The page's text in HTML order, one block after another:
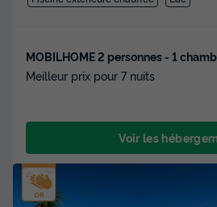
MOBILHOME 2 personnes - 1
Meilleur prix pour 7 nuits
Voir les